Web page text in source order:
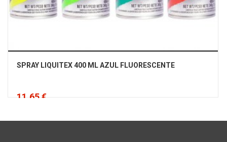
SPRAY LIQUITEX 400 ML AZUL FLUORESCENTE
11,65 €